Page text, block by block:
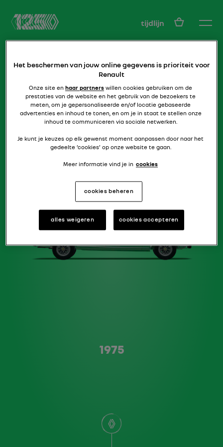
tijdlijn NL
Type A
hoe versla je een rolls!
R16 TX
1975
Het beschermen van jouw online gegevens is prioriteit voor
Renault
Onze site en haar partners willen cookies gebruiken om de
prestaties van de website en het gebruik van de bezoekers te
meten, om je gepersonaliseerde en/of locatie gebaseerde
advertenties en inhoud te tonen, en om je in staat te stellen onze
inhoud te communiceren via sociale netwerken.
Je kunt je keuzes op elk gewenst moment aanpassen door naar het
gedeelte ‘cookies’ op onze website te gaan.
Meer informatie vind je in cookies
cookies beheren
alles weigeren cookies accepteren